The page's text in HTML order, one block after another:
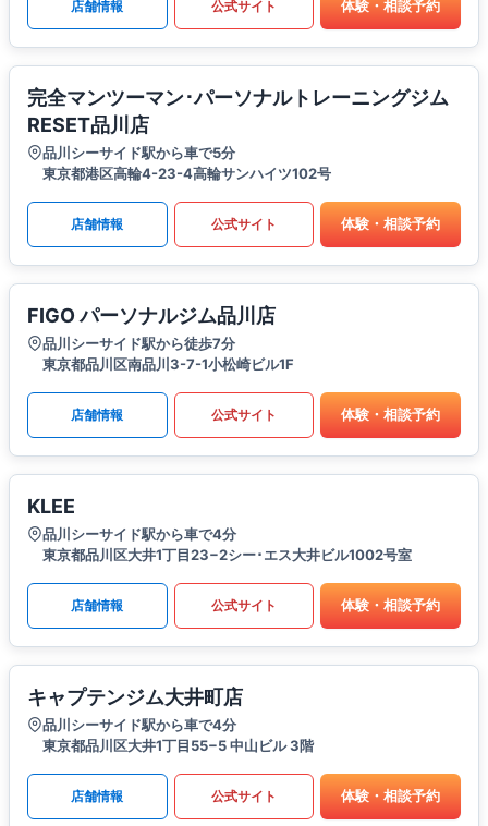
店舗情報 公式サイト 体験・相談予約
完全マンツーマン･パーソナルトレーニングジム
RESET品川店
品川シーサイド駅から車で5分
東京都港区高輪4-23-4高輪サンハイツ102号
店舗情報 公式サイト 体験・相談予約
FIGO パーソナルジム品川店
品川シーサイド駅から徒歩7分
東京都品川区南品川3-7-1小松崎ビル1F
店舗情報 公式サイト 体験・相談予約
KLEE
品川シーサイド駅から車で4分
東京都品川区大井1丁目23−2シー･エス大井ビル1002号室
店舗情報 公式サイト 体験・相談予約
キャプテンジム大井町店
品川シーサイド駅から車で4分
東京都品川区大井1丁目55−5 中山ビル 3階
店舗情報 公式サイト 体験・相談予約